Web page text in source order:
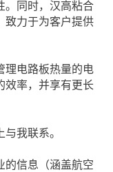
。同时，汉高粘合
致力于为客户提供
理电路板热量的电
效率，并享有更长
上与我联系。
的信息（涵盖航空